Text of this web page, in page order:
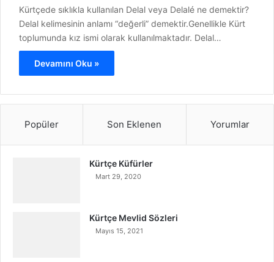
Kürtçede sıklıkla kullanılan Delal veya Delalé ne demektir?
Delal kelimesinin anlamı “değerli” demektir.Genellikle Kürt
toplumunda kız ismi olarak kullanılmaktadır. Delal…
Devamını Oku »
Popüler Son Eklenen Yorumlar
Kürtçe Küfürler
Mart 29, 2020
Kürtçe Mevlid Sözleri
Mayıs 15, 2021